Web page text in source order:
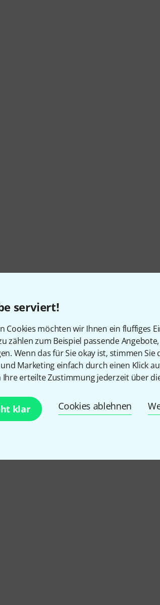
serviert!
Cookies möchten wir Ihnen ein fluffiges
zählen zum Beispiel passende
Wenn das für Sie okay ist, stimmen
Marketing einfach durch einen Klick
Ihre erteilte Zustimmung jederzeit über
klar Cookies ablehnen